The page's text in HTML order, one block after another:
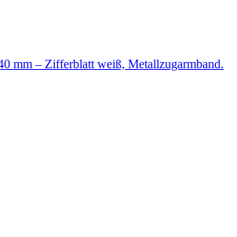
mm – Zifferblatt weiß, Metallzugarmband.